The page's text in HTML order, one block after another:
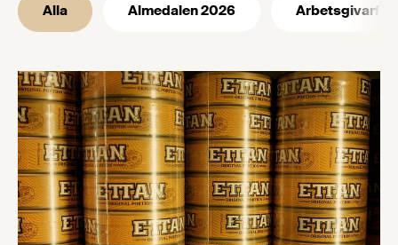
Alla Almedalen 2026